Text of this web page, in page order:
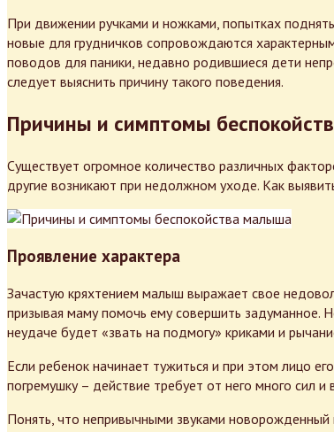
При движении ручками и ножками, попытках
новые для грудничков сопровождаются
поводов для паники, недавно родившиеся дети
следует выяснить причину такого поведения.
Причины и симптомы
Существует огромное количество различных
другие возникают при недолжном уходе. Как
Проявление характера
Зачастую кряхтением малыш выражает свое
призывая маму помочь ему совершить задуманное.
неудаче будет «звать на подмогу» криками и
Если ребенок начинает тужиться и при этом лицо
погремушку – действие требует от него много сил
Понять, что непривычными звуками